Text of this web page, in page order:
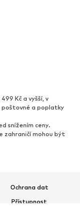
Kč a vyšší, v
poštovné a poplatky
snížením ceny.
zahraničí mohou být
Ochrana dat
Přístupnost